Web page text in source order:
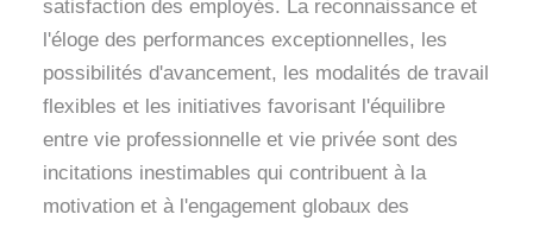
satisfaction des employés. La reconnaissance et
l'éloge des performances exceptionnelles, les
possibilités d'avancement, les modalités de travail
flexibles et les initiatives favorisant l'équilibre
entre vie professionnelle et vie privée sont des
incitations inestimables qui contribuent à la
motivation et à l'engagement globaux des